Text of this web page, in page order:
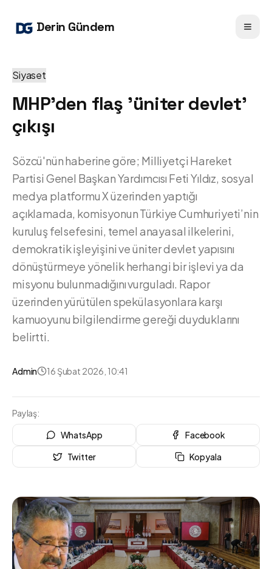
Derin Gündem
Siyaset
MHP'den flaş 'üniter devlet'
çıkışı
Sözcü'nün haberine göre; Milliyetçi Hareket
Partisi Genel Başkan Yardımcısı Feti Yıldız, sosyal
medya platformu X üzerinden yaptığı
açıklamada, komisyonun Türkiye Cumhuriyeti’nin
kuruluş felsefesini, temel anayasal ilkelerini,
demokratik işleyişini ve üniter devlet yapısını
dönüştürmeye yönelik herhangi bir işlevi ya da
misyonu bulunmadığını vurguladı. Rapor
üzerinden yürütülen spekülasyonlara karşı
kamuoyunu bilgilendirme gereği duyduklarını
belirtti.
Admin 16 Şubat 2026, 10:41
Paylaş:
WhatsApp
Facebook
Twitter
Kopyala